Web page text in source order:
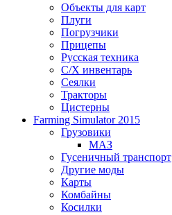
Объекты для карт
Плуги
Погрузчики
Прицепы
Русская техника
С/Х инвентарь
Сеялки
Тракторы
Цистерны
Farming Simulator 2015
Грузовики
МАЗ
Гусеничный транспорт
Другие моды
Карты
Комбайны
Косилки